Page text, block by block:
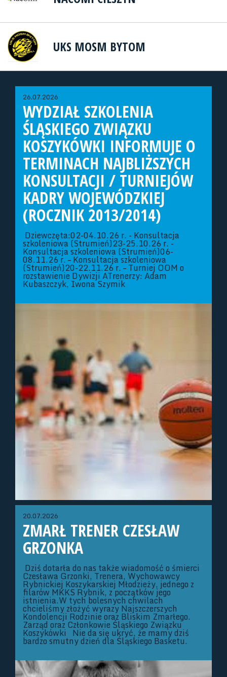
UKS MOSM BYTOM
26.07.2026
WYDZIAŁ SZKOLENIA
ŚLĄSKIEGO ZWIĄZKU
KOSZYKÓWKI INFORMUJE O
TERMINACH NAJBLIŻSZYCH
KONSULTACJI / TURNIEJÓW
KADRY WOJEWÓDZKIEJ
(ROCZNIK 2013/2014)
Dziewczęta:02-04.10.26 r. - Konsultacja
szkoleniowa (Strumień)23-25.10.26 r. -
Konsultacja szkoleniowa (Strumień)06-
08.11.26 r. – Konsultacja szkoleniowa
(Strumień)20-22.11.26 r. – Turniej OOM o
rozstawienie Dywizji ATrenerzy: Adam
Kubaszczyk, Iwona Szymik
20.07.2026
ZMARŁ TRENER CZESŁAW
GRZONKA
Dziś dotarła do nas także wiadomość o śmierci
Czesława Grzonki, Trenera, Wychowawcy
Rybnickiej Koszykarskiej Młodzieży, jednego z
filarów MKKS Rybnik, z początków jego
istnienia.W tych bolesnych chwilach
chcieliśmy złożyć wyrazy Najszczerszych
Kondolencji Rodzinie oraz Bliskim Zmarłego.
Zarząd oraz Członkowie Śląskiego Związku
Koszykówki Nie da się ukryć, że mamy dziś
bardzo smutny dzień dla Śląskiego Basketu.